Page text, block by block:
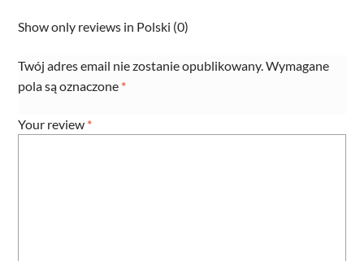
quantity
Show only reviews in Polski (0)
Twój adres email nie zostanie opublikowany. Wymagane
pola są oznaczone *
Your review *